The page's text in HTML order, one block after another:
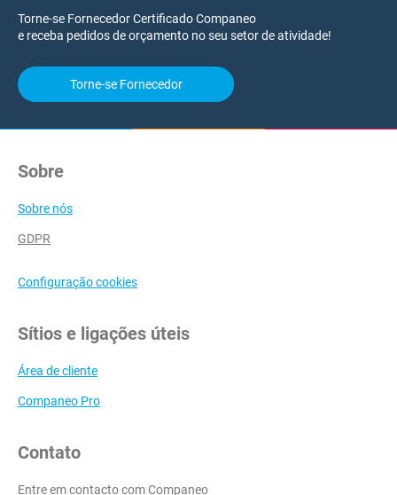
Torne-se Fornecedor Certificado Companeo
e receba pedidos de orçamento no seu setor de atividade!
Torne-se Fornecedor
Sobre
Sobre nós
GDPR
Configuração cookies
Sítios e ligações úteis
Área de cliente
Companeo Pro
Contato
Entre em contacto com Companeo